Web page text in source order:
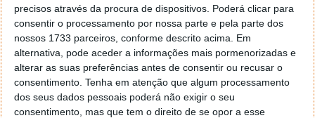
precisos através da procura de dispositivos. Poderá clicar para
consentir o processamento por nossa parte e pela parte dos
nossos 1733 parceiros, conforme descrito acima. Em
alternativa, pode aceder a informações mais pormenorizadas e
alterar as suas preferências antes de consentir ou recusar o
consentimento. Tenha em atenção que algum processamento
dos seus dados pessoais poderá não exigir o seu
consentimento, mas que tem o direito de se opor a esse